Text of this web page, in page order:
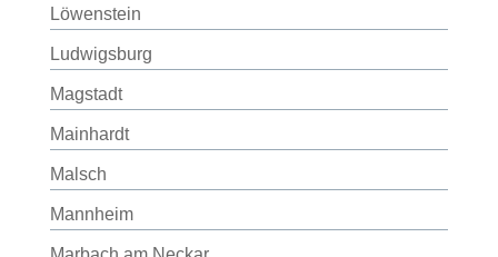
Löwenstein
Ludwigsburg
Magstadt
Mainhardt
Malsch
Mannheim